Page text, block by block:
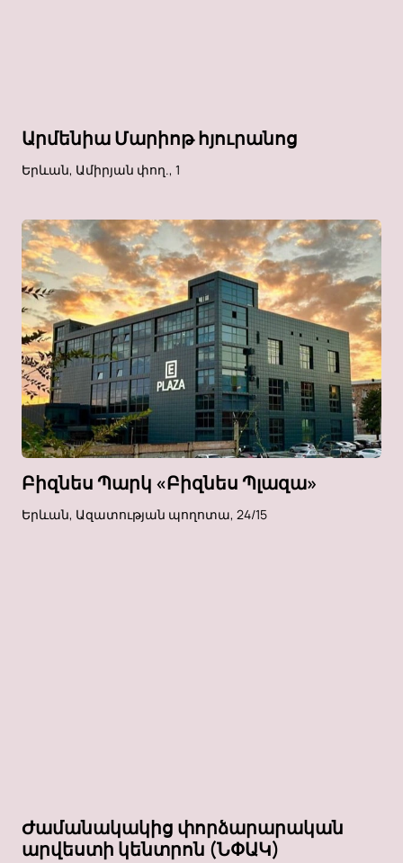
Արմենիա Մարիոթ հյուրանոց
Երևան, Ամիրյան փող., 1
Բիզնես Պարկ «Բիզնես Պլազա»
Երևան, Ազատության պողոտա, 24/15
Ժամանակակից փորձարարական
արվեստի կենտրոն (ՆՓԱԿ)